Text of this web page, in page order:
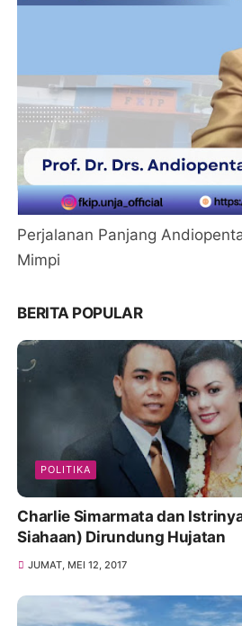
Perjalanan Panjang
Mimpi
BERITA POPULAR
POLITIKA
Charlie Simarmata dan
Siahaan) Dirundung Hujatan
JUMAT, MEI 12, 2017